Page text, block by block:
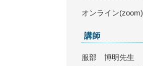
オンライン(zoom)
講師
服部 博明先生